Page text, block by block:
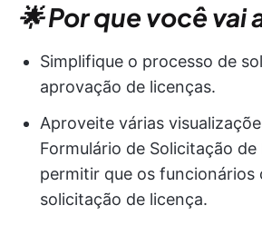
🌟 Por que você vai
Simplifique o processo de
aprovação de licenças.
Aproveite várias
Formulário de Solicitação de
permitir que os funcionários
solicitação de licença.